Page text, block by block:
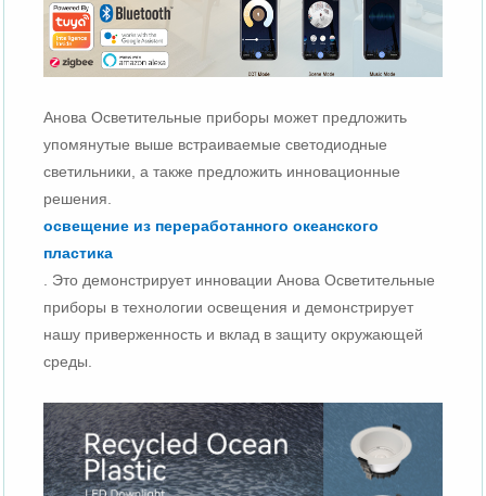
Анова Осветительные приборы может предложить
упомянутые выше встраиваемые светодиодные
светильники, а также предложить инновационные
решения.
освещение из переработанного океанского
пластика
. Это демонстрирует инновации Анова Осветительные
приборы в технологии освещения и демонстрирует
нашу приверженность и вклад в защиту окружающей
среды.